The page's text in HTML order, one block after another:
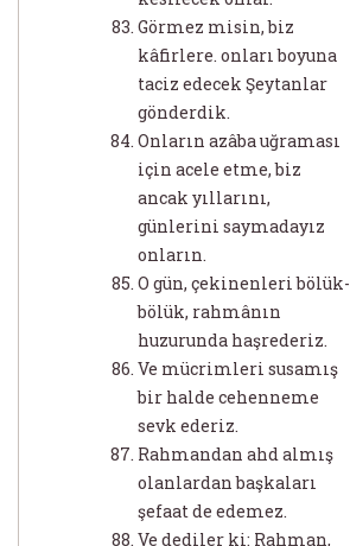
Görmez misin, biz
kâfirlere. onları boyuna
taciz edecek Şeytanlar
gönderdik.
Onların azâba uğraması
için acele etme, biz
ancak yıllarını,
günlerini saymadayız
onların.
O gün, çekinenleri bölük-
bölük, rahmânın
huzurunda haşrederiz.
Ve mücrimleri susamış
bir halde cehenneme
sevk ederiz.
Rahmandan ahd almış
olanlardan başkaları
şefaat de edemez.
Ve dediler ki: Rahman,